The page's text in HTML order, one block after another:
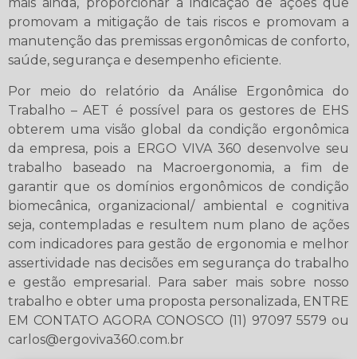
promovam a mitigação de tais riscos e promovam a
manutenção das premissas ergonômicas de conforto,
saúde, segurança e desempenho eficiente.
Por meio do relatório da Análise Ergonômica do
Trabalho – AET é possível para os gestores de EHS
obterem uma visão global da condição ergonômica
da empresa, pois a ERGO VIVA 360 desenvolve seu
trabalho baseado na Macroergonomia, a fim de
garantir que os domínios ergonômicos de condição
biomecânica, organizacional/ ambiental e cognitiva
seja, contempladas e resultem num plano de ações
com indicadores para gestão de ergonomia e melhor
assertividade nas decisões em segurança do trabalho
e gestão empresarial. Para saber mais sobre nosso
trabalho e obter uma proposta personalizada, ENTRE
EM CONTATO AGORA CONOSCO (11) 97097 5579 ou
carlos@ergoviva360.com.br